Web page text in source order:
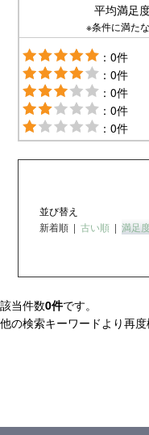
平均満足
※条件に満た
：0件
：0件
：0件
：0件
：0件
並び替え
新着順 | 古い順 | 満足
該当件数0件です。
他の検索キーワードより再度